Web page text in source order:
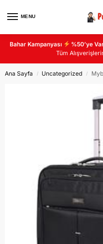
MENU
Bahar Kampanyası %50’ye
Tüm
Ana Sayfa / Uncategorized /